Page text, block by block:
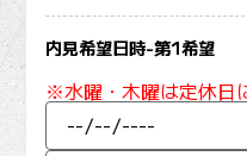
内見希望日時-第1希望
※水曜・木曜は定休日